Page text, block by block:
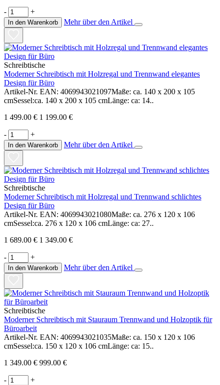
- +
In den Warenkorb Mehr über den Artikel
Schreibtische
Moderner Schreibtisch mit Holzregal und Trennwand elegantes
Design für Büro
Artikel-Nr. EAN: 4069943021097Maße: ca. 140 x 200 x 105
cmSessel:ca. 140 x 200 x 105 cmLänge: ca: 14..
1 499.00 € 1 199.00 €
- +
In den Warenkorb Mehr über den Artikel
Schreibtische
Moderner Schreibtisch mit Holzregal und Trennwand schlichtes
Design für Büro
Artikel-Nr. EAN: 4069943021080Maße: ca. 276 x 120 x 106
cmSessel:ca. 276 x 120 x 106 cmLänge: ca: 27..
1 689.00 € 1 349.00 €
- +
In den Warenkorb Mehr über den Artikel
Schreibtische
Moderner Schreibtisch mit Stauraum Trennwand und Holzoptik für
Büroarbeit
Artikel-Nr. EAN: 4069943021035Maße: ca. 150 x 120 x 106
cmSessel:ca. 150 x 120 x 106 cmLänge: ca: 15..
1 349.00 € 999.00 €
- +